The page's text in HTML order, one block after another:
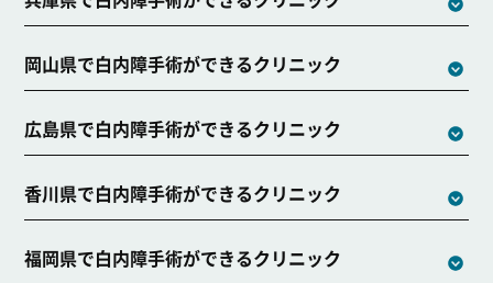
岡山県で白内障手術ができるクリニック
広島県で白内障手術ができるクリニック
香川県で白内障手術ができるクリニック
福岡県で白内障手術ができるクリニック